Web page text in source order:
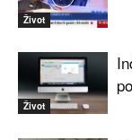
Život
Život